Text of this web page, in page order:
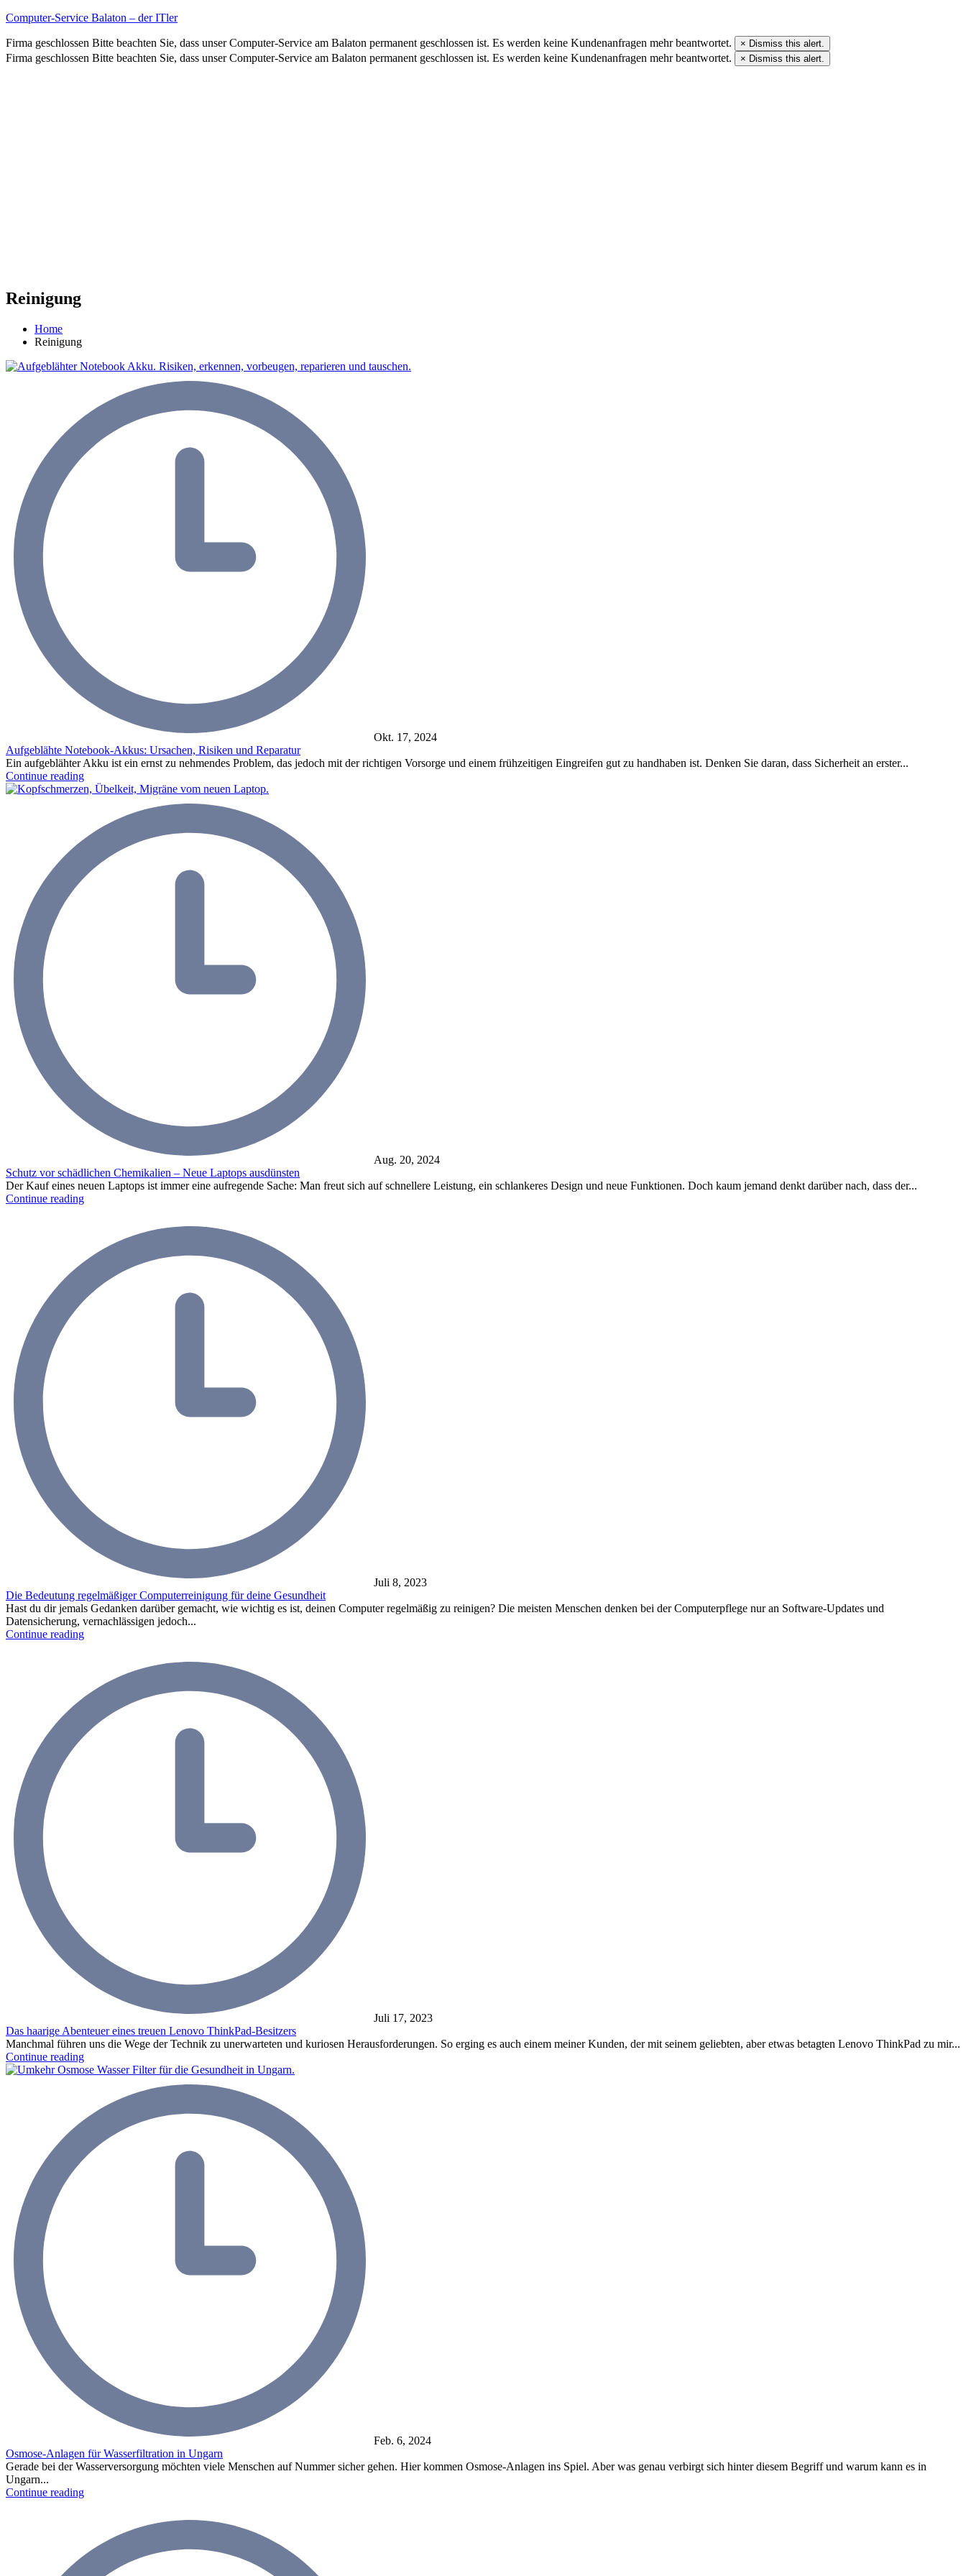
Computer-Service Balaton – der ITler
Firma geschlossen Bitte beachten Sie, dass unser Computer-Service am Balaton permanent geschlossen ist. Es werden keine Kundenanfragen mehr beantwortet. × Dismiss this alert.
Firma geschlossen Bitte beachten Sie, dass unser Computer-Service am Balaton permanent geschlossen ist. Es werden keine Kundenanfragen mehr beantwortet. × Dismiss this alert.
Reinigung
Home
Reinigung
Okt. 17, 2024
Aufgeblähte Notebook-Akkus: Ursachen, Risiken und Reparatur
Ein aufgeblähter Akku ist ein ernst zu nehmendes Problem, das jedoch mit der richtigen Vorsorge und einem frühzeitigen Eingreifen gut zu handhaben ist. Denken Sie daran, dass Sicherheit an erster...
Continue reading
Aug. 20, 2024
Schutz vor schädlichen Chemikalien – Neue Laptops ausdünsten
Der Kauf eines neuen Laptops ist immer eine aufregende Sache: Man freut sich auf schnellere Leistung, ein schlankeres Design und neue Funktionen. Doch kaum jemand denkt darüber nach, dass der...
Continue reading
Juli 8, 2023
Die Bedeutung regelmäßiger Computerreinigung für deine Gesundheit
Hast du dir jemals Gedanken darüber gemacht, wie wichtig es ist, deinen Computer regelmäßig zu reinigen? Die meisten Menschen denken bei der Computerpflege nur an Software-Updates und
Datensicherung, vernachlässigen jedoch...
Continue reading
Juli 17, 2023
Das haarige Abenteuer eines treuen Lenovo ThinkPad-Besitzers
Manchmal führen uns die Wege der Technik zu unerwarteten und kuriosen Herausforderungen. So erging es auch einem meiner Kunden, der mit seinem geliebten, aber etwas betagten Lenovo ThinkPad zu mir...
Continue reading
Feb. 6, 2024
Osmose-Anlagen für Wasserfiltration in Ungarn
Gerade bei der Wasserversorgung möchten viele Menschen auf Nummer sicher gehen. Hier kommen Osmose-Anlagen ins Spiel. Aber was genau verbirgt sich hinter diesem Begriff und warum kann es in
Ungarn...
Continue reading